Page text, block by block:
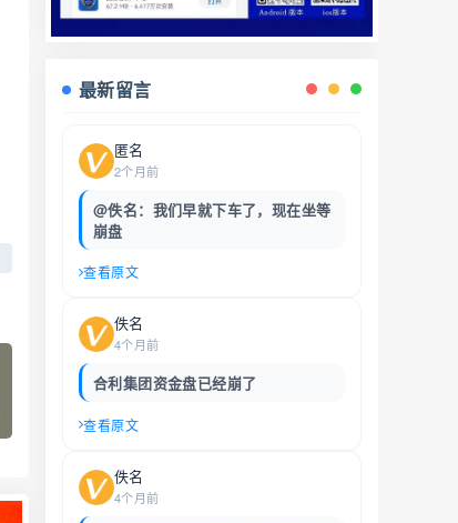
最新留言
匿名
2个月前
@佚名：我们早就下车了，现在坐等
崩盘
查看原文
佚名
4个月前
合利集团资金盘已经崩了
查看原文
佚名
4个月前